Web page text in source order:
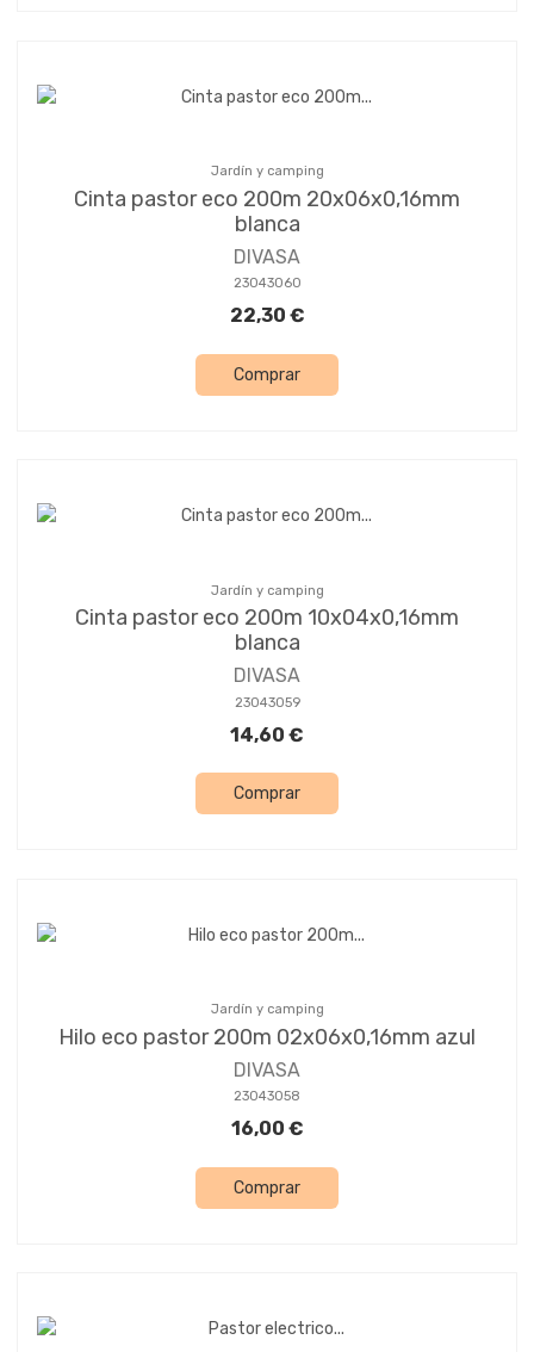
Jardín y camping
Cinta pastor eco 200m 20x06x0,16mm
blanca
DIVASA
23043060
22,30 €
Comprar
Jardín y camping
Cinta pastor eco 200m 10x04x0,16mm
blanca
DIVASA
23043059
14,60 €
Comprar
Jardín y camping
Hilo eco pastor 200m 02x06x0,16mm azul
DIVASA
23043058
16,00 €
Comprar